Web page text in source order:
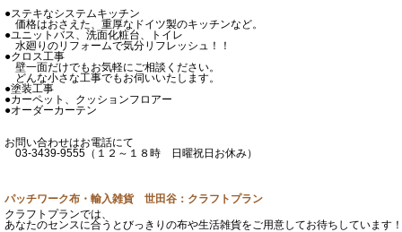
●ステキなシステムキッチン
価格はおさえた、重厚なドイツ製のキッチンなど。
●ユニットバス、洗面化粧台、トイレ
水廻りのリフォームで気分リフレッシュ！！
●クロス工事
壁一面だけでもお気軽にご相談ください。
どんな小さな工事でもお伺いいたします。
●塗装工事
●カーペット、クッションフロアー
●オーダーカーテン
お問い合わせはお電話にて
03-3439-9555（１２～１８時 日曜祝日お休み）
パッチワーク布・輸入雑貨 世田谷：クラフトプラン
クラフトプランでは、
あなたのセンスに合うとびっきりの布や生活雑貨をご用意してお待ちしています！